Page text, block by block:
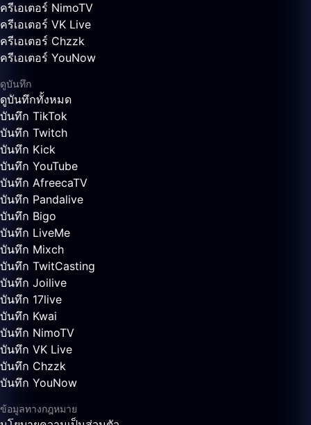
ครีเอเตอร์ NimoTV
ครีเอเตอร์ VK Live
ครีเอเตอร์ Chzzk
ครีเอเตอร์ YouNow
ดูบันทึก
ดูบันทึกทั้งหมด
บันทึก TikTok
บันทึก Twitch
บันทึก Kick
บันทึก YouTube
บันทึก AfreecaTV
บันทึก Pandalive
บันทึก Bigo
บันทึก LiveMe
บันทึก Mixch
บันทึก TwitCasting
บันทึก Joilive
บันทึก 17live
บันทึก Kwai
บันทึก NimoTV
บันทึก VK Live
บันทึก Chzzk
บันทึก YouNow
ข้อมูลทางกฎหมาย